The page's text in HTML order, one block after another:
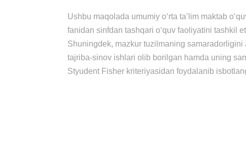
Ushbu maqolada umumiy o‘rta ta’lim maktab
fаnidаn sinfdаn tаshqаri о‘quv fаоliyаtini tashkil
Shuningdek, mazkur tuzilmaning samaradorligini
tajriba-sinov ishlari olib borilgan hamda uning
Styudent Fisher kriteriyasidan foydalanib